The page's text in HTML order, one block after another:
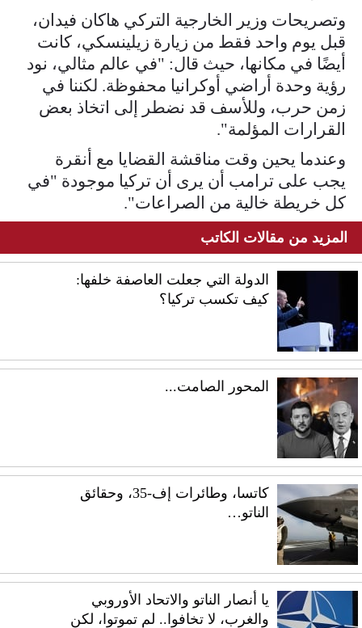
وتصريحات وزير الخارجية التركي هاكان فيدان،
قبل يوم واحد فقط من زيارة زيلينسكي، كانت
أيضًا في مكانها، حيث قال: "في عالم مثالي، نود
رؤية وحدة أراضي أوكرانيا محفوظة. لكننا في
زمن حرب، وللأسف قد نضطر إلى اتخاذ بعض
القرارات المؤلمة".
وعندما يحين وقت مناقشة القضايا مع أنقرة
يجب على ترامب أن يرى أن تركيا موجودة "في
كل خريطة خالية من الصراعات".
المزيد من مقالات الكاتب
الدولة التي جعلت العاصفة خلفها:
كيف تكسب تركيا؟
المحور الصامت...
كاتسا، وطائرات إف-35، وحقائق
الناتو…
يا أنصار الناتو والاتحاد الأوروبي
والغرب، لا تخافوا.. لم تموتوا، لكن